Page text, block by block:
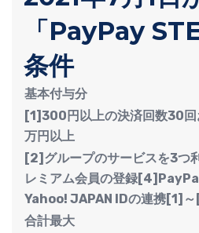
「PayPay
条件
基本付与分
[1]300円以上の決済回数30
万円以上
[2]グループのサービスを3つ
レミアム会員の登録
Yahoo! JAPAN IDの連携[1]
合計最大